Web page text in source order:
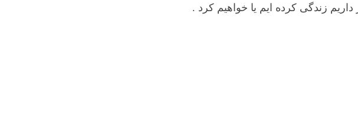
داریم زندگی کرده ایم یا خواهیم کرد .